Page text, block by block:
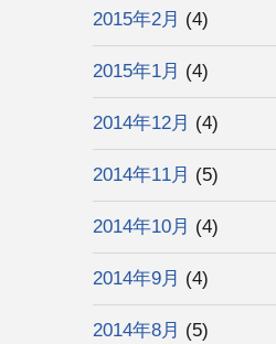
2015年2月 (4)
2015年1月 (4)
2014年12月 (4)
2014年11月 (5)
2014年10月 (4)
2014年9月 (4)
2014年8月 (5)